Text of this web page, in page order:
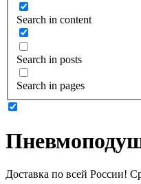
Search in content
Search in posts
Search in pages
Доставка по всей России!